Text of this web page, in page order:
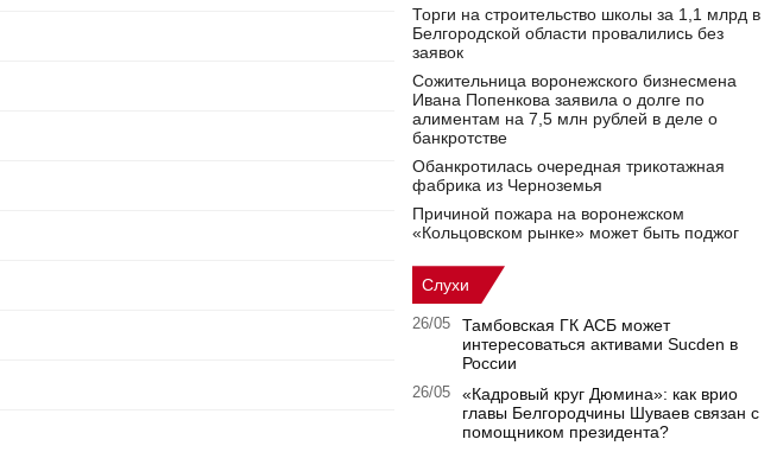
Торги на строительство школы за 1,1 млрд в
Белгородской области провалились без
заявок
Сожительница воронежского бизнесмена
Ивана Попенкова заявила о долге по
алиментам на 7,5 млн рублей в деле о
банкротстве
Обанкротилась очередная трикотажная
фабрика из Черноземья
Причиной пожара на воронежском
«Кольцовском рынке» может быть поджог
Слухи
26/05
Тамбовская ГК АСБ может
интересоваться активами Sucden в
России
26/05
«Кадровый круг Дюмина»: как врио
главы Белгородчины Шуваев связан с
помощником президента?